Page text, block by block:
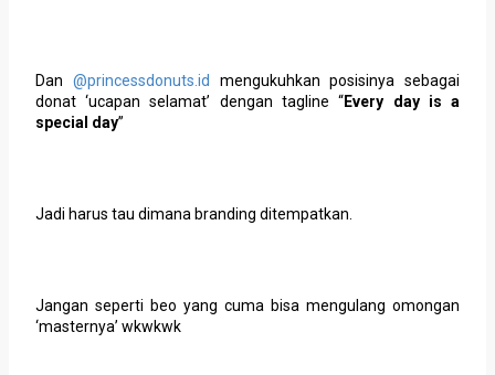
Dan @princessdonuts.id mengukuhkan posisinya sebagai
donat ‘ucapan selamat’ dengan tagline “Every day is a
special day”
Jadi harus tau dimana branding ditempatkan.
Jangan seperti beo yang cuma bisa mengulang omongan
‘masternya’ wkwkwk